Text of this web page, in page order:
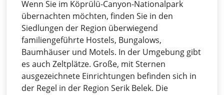
Wenn Sie im Köprülü-Canyon-Nationalpark
übernachten möchten, finden Sie in den
Siedlungen der Region überwiegend
familiengeführte Hostels, Bungalows,
Baumhäuser und Motels. In der Umgebung gibt
es auch Zeltplätze. Große, mit Sternen
ausgezeichnete Einrichtungen befinden sich in
der Regel in der Region Serik Belek. Die